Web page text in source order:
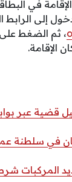
في
إلى الرابط
، ثم الضغط
الإقامة.
قضية عبر
المركبات